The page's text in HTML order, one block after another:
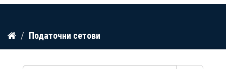
Прескокнете
содржина
Податочни сетови